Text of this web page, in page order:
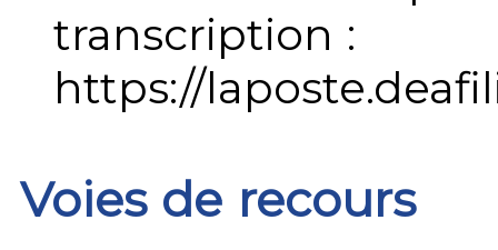
transcription :
https://
Voies de recours